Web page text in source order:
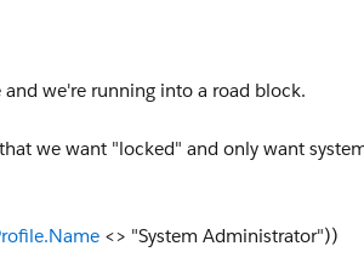
we're running into a road block.
we want "locked" and only want
<> "System Administrator"))